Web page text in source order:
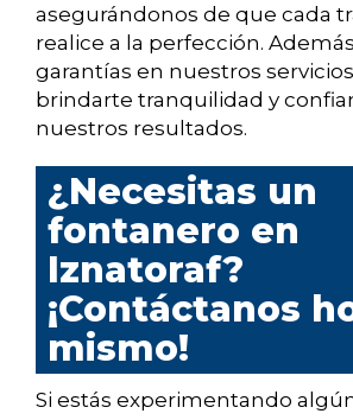
asegurándonos de que cada
realice a la perfección.
garantías en nuestros
brindarte tranquilidad y
nuestros resultados.
¿Necesitas un
fontanero en
Iznatoraf?
¡Contáctanos
mismo!
Si estás experimentando